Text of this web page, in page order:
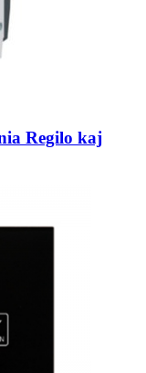
Regilo kaj